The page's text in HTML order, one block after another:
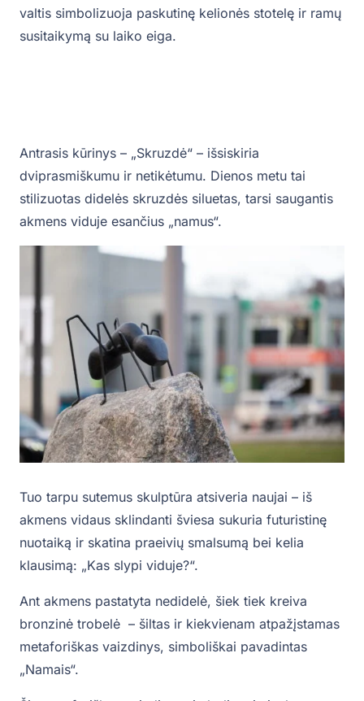
valtis simbolizuoja paskutinę kelionės stotelę ir ramų
susitaikymą su laiko eiga.
Antrasis kūrinys – „Skruzdė“ – išsiskiria
dviprasmiškumu ir netikėtumu. Dienos metu tai
stilizuotas didelės skruzdės siluetas, tarsi saugantis
akmens viduje esančius „namus“.
Tuo tarpu sutemus skulptūra atsiveria naujai – iš
akmens vidaus sklindanti šviesa sukuria futuristinę
nuotaiką ir skatina praeivių smalsumą bei kelia
klausimą: „Kas slypi viduje?“.
Ant akmens pastatyta nedidelė, šiek tiek kreiva
bronzinė trobelė – šiltas ir kiekvienam atpažįstamas
metaforiškas vaizdinys, simboliškai pavadintas
„Namais“.